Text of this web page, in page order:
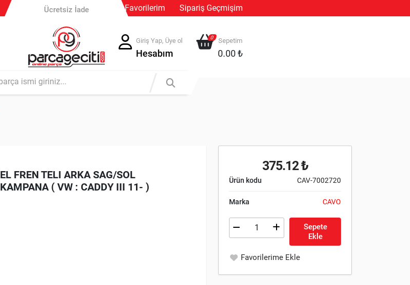
Güvenli Ödeme
Favorilerim Sipariş Geçmişim
Giriş Yap, Üye ol
Hesabım
0 Sepetim
0.00 ₺
EL FREN TELI ARKA SAG/SOL
KAMPANA ( VW : CADDY III 11- )
375.12 ₺
Ürün kodu CAV-7002720
Marka CAVO
Sepete
Ekle
Favorilerime Ekle